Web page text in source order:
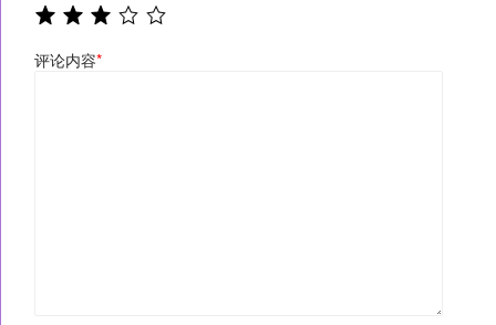
评论内容*